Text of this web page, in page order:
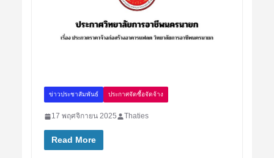
ข่าวประชาสัมพันธ์ ประกาศจัดซื้อจัดจ้าง
17 พฤศจิกายน 2025 Thaties
Read More